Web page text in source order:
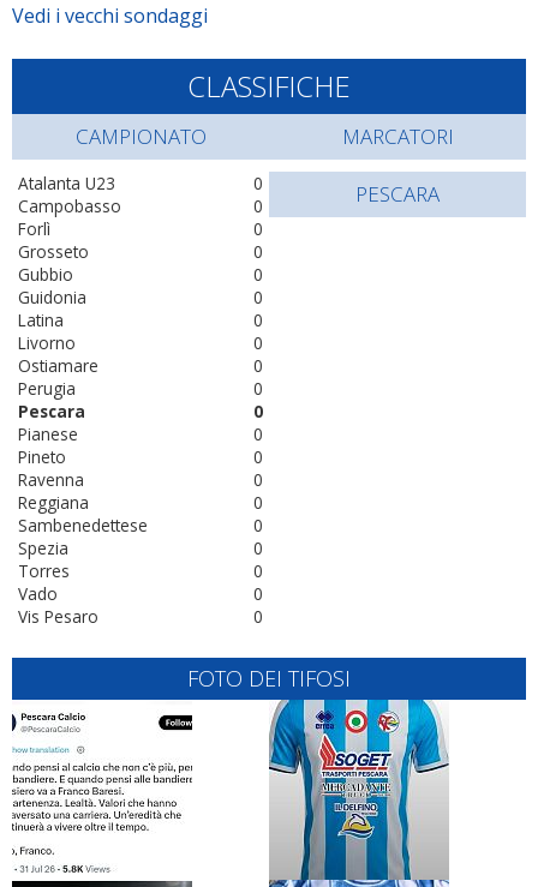
Vedi i vecchi sondaggi
CLASSIFICHE
CAMPIONATO
0
Atalanta U23
0
Campobasso
0
Forlì
0
Grosseto
0
Gubbio
0
Guidonia
0
Latina
0
Livorno
0
Ostiamare
0
Perugia
0
Pescara
0
Pianese
0
Pineto
0
Ravenna
0
Reggiana
0
Sambenedettese
0
Spezia
0
Torres
0
Vado
0
Vis Pesaro
MARCATORI
PESCARA
FOTO DEI TIFOSI